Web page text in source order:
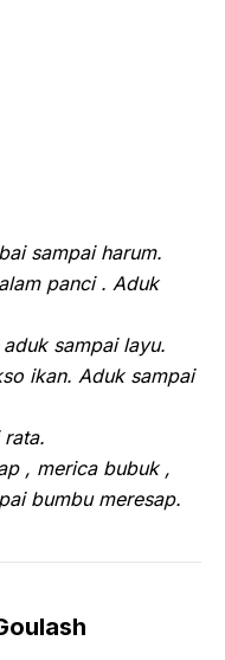
sampai harum.
panci . Aduk
sampai layu.
ikan. Aduk sampai
, merica bubuk ,
bumbu meresap.